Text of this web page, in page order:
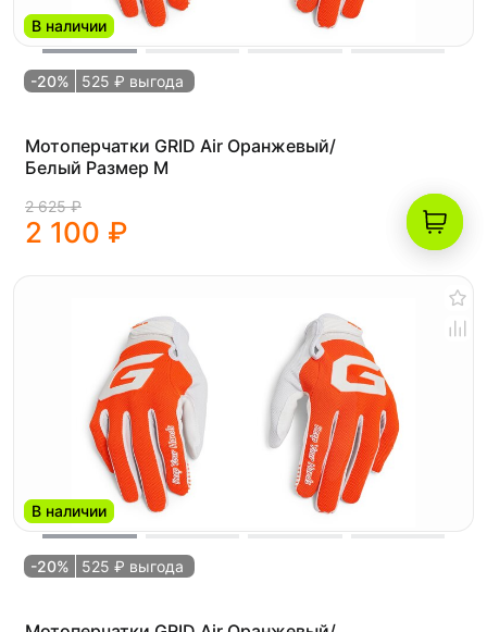
В наличии
-20% 525 ₽ выгода
Мотоперчатки GRID Air Оранжевый/
Белый Размер M
2 625 ₽
2 100 ₽
В наличии
-20% 525 ₽ выгода